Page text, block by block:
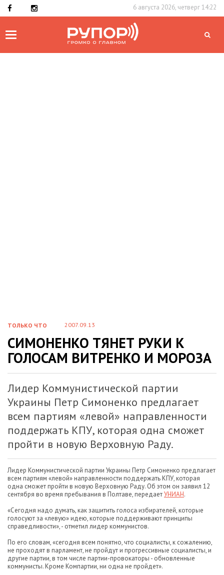
6 августа 2026, четверг 14:22
Toggle
ТОЛЬКО ЧТО 2007.09.13
СИМОНЕНКО ТЯНЕТ РУКИ К
ГОЛОСАМ ВИТРЕНКО И МОРОЗА
Лидер Коммунистической партии
Украины Петр Симоненко предлагает
всем партиям «левой» направленности
поддержать КПУ, которая одна сможет
пройти в новую Верховную Раду.
Лидер Коммунистической партии Украины Петр Симоненко предлагает
всем партиям «левой» направленности поддержать КПУ, которая
одна сможет пройти в новую Верховную Раду. Об этом он заявил 12
сентября во время пребывания в Полтаве, передаетУНИАН.
«Сегодня надо думать, как защитить голоса избирателей, которые
голосуют за «левую» идею, которые поддерживают принципы
справедливости», - отметил лидер коммунистов.
По его словам, «сегодня всем понятно, что социалисты, к сожалению,
не проходят в парламент, не пройдут и прогрессивные социалисты, и
другие партии, в том числе партии-провокаторы - обновленные
коммунисты. Кроме Компартии, ни одна не пройдет».